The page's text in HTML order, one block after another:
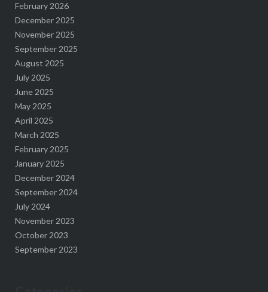
February 2026
December 2025
November 2025
September 2025
August 2025
July 2025
June 2025
May 2025
April 2025
March 2025
February 2025
January 2025
December 2024
September 2024
July 2024
November 2023
October 2023
September 2023